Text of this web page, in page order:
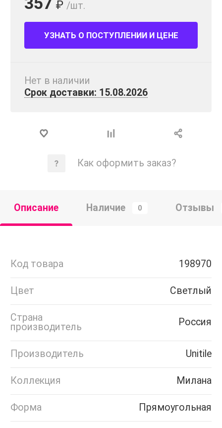
₽ /шт.
УЗНАТЬ О ПОСТУПЛЕНИИ И ЦЕНЕ
Нет в наличии
Срок доставки: 15.08.2026
Как оформить заказ?
Описание Наличие 0 Отзывы
Код товара 198970
Цвет Светлый
Страна
производитель
Россия
Производитель Unitile
Коллекция Милана
Форма Прямоугольная